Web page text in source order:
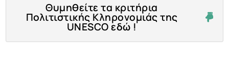
Θυμηθείτε τα κριτήρια
Πολιτιστικής Κληρονομιάς της
UNESCO εδώ !